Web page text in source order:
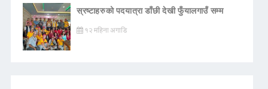
स्रष्टाहरुको पदयात्रा डाँछी देखी फुँयालगाउँ सम्म
१२ महिना अगाडि